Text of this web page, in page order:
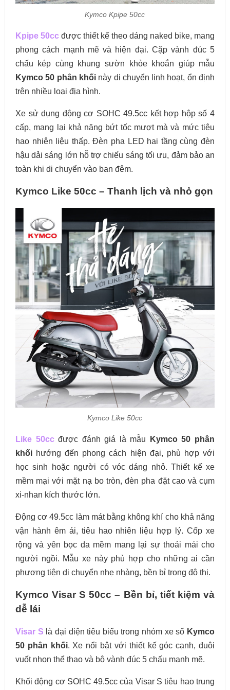
Kymco Kpipe 50cc
Kpipe 50ccđược thiết kế theo dáng naked bike, mang
phong cách mạnh mẽ và hiện đại. Cặp vành đúc 5
chấu kép cùng khung sườn khỏe khoắn giúp mẫu
Kymco 50 phân khốinày di chuyển linh hoạt, ổn định
trên nhiều loại địa hình.
Xe sử dụng động cơ SOHC 49.5cc kết hợp hộp số 4
cấp, mang lại khả năng bứt tốc mượt mà và mức tiêu
hao nhiên liệu thấp. Đèn pha LED hai tầng cùng đèn
hậu dải sáng lớn hỗ trợ chiếu sáng tối ưu, đảm bảo an
toàn khi di chuyển vào ban đêm.
Kymco Like 50cc – Thanh lịch và nhỏ gọn
Kymco Like 50cc
Like 50ccđược đánh giá là mẫu
Kymco 50 phân
khốihướng đến phong cách hiện đại, phù hợp với
học sinh hoặc người có vóc dáng nhỏ. Thiết kế xe
mềm mại với mặt nạ bo tròn, đèn pha đặt cao và cụm
xi-nhan kích thước lớn.
Động cơ 49.5cc làm mát bằng không khí cho khả năng
vận hành êm ái, tiêu hao nhiên liệu hợp lý. Cốp xe
rộng và yên bọc da mềm mang lại sự thoải mái cho
người ngồi. Mẫu xe này phù hợp cho những ai cần
phương tiện di chuyển nhẹ nhàng, bền bỉ trong đô thị.
Kymco Visar S 50cc – Bền bỉ, tiết kiệm và
dễ lái
Visar S là đại diện tiêu biểu trong nhóm xe số Kymco
50 phân khối. Xe nổi bật với thiết kế góc cạnh, đuôi
vuốt nhọn thể thao và bộ vành đúc 5 chấu mạnh mẽ.
Khối động cơ SOHC 49.5cc của Visar S tiêu hao trung